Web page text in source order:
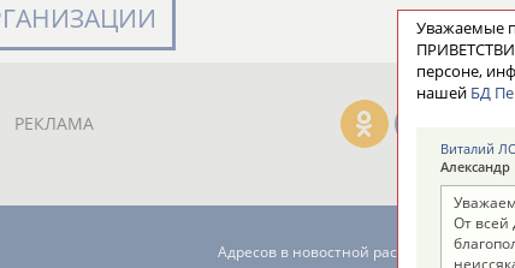
Кубка России (1999) В. Разницын;
первенств России (1999, 2000), член
юниорской сборной команды
РЕКЛАМА
Адресов в новостной рассылке: 996
Уважаемые
персоне,
нашей БД
Виталий
Александр
От